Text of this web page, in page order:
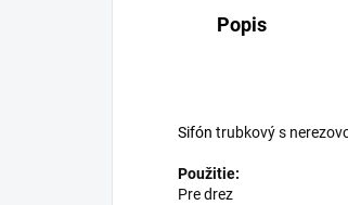
Popis
Sifón trubkový s
Použitie:
Pre drez